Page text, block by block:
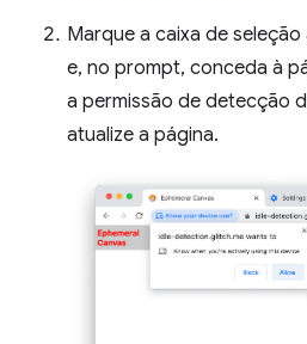
Marque a caixa de
e, no prompt, conceda à
a permissão de detecção
atualize a página.